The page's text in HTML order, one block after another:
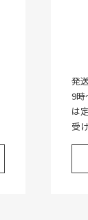
発
9時
は
受